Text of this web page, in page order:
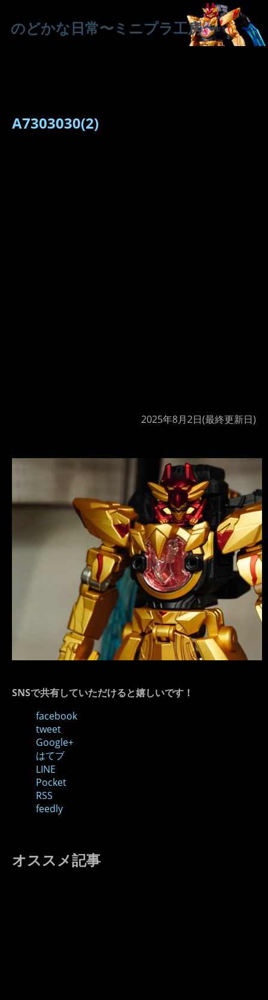
のどかな日常〜ミニプラ工房〜
A7303030(2)
2025年8月2日(最終更新日)
SNSで共有していただけると嬉しいです！
facebook
tweet
Google+
はてブ
LINE
Pocket
RSS
feedly
オススメ記事